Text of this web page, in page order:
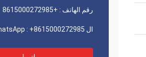
رقم الهاتف : +8615000272985
ال WhatsApp : +8615000272985